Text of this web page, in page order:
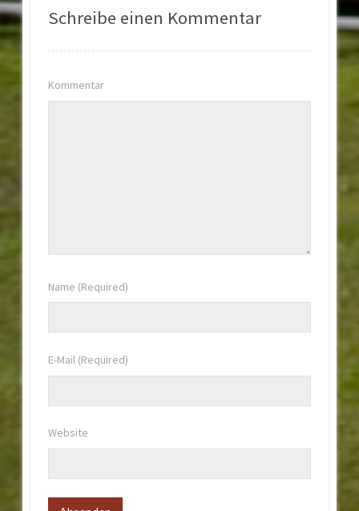
Schreibe einen Kommentar
Kommentar
Name (Required)
E-Mail (Required)
Website